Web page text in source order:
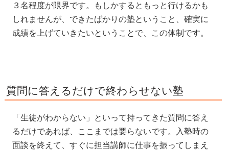
３名程度が限界です。もしかするともっと行けるかも
しれませんが、できたばかりの塾ということ、確実に
成績を上げていきたいということで、この体制です。
質問に答えるだけで終わらせない塾
「生徒がわからない」といって持ってきた質問に答え
るだけであれば、ここまでは要らないです。入塾時の
面談を終えて、すぐに担当講師に仕事を振ってしまえ